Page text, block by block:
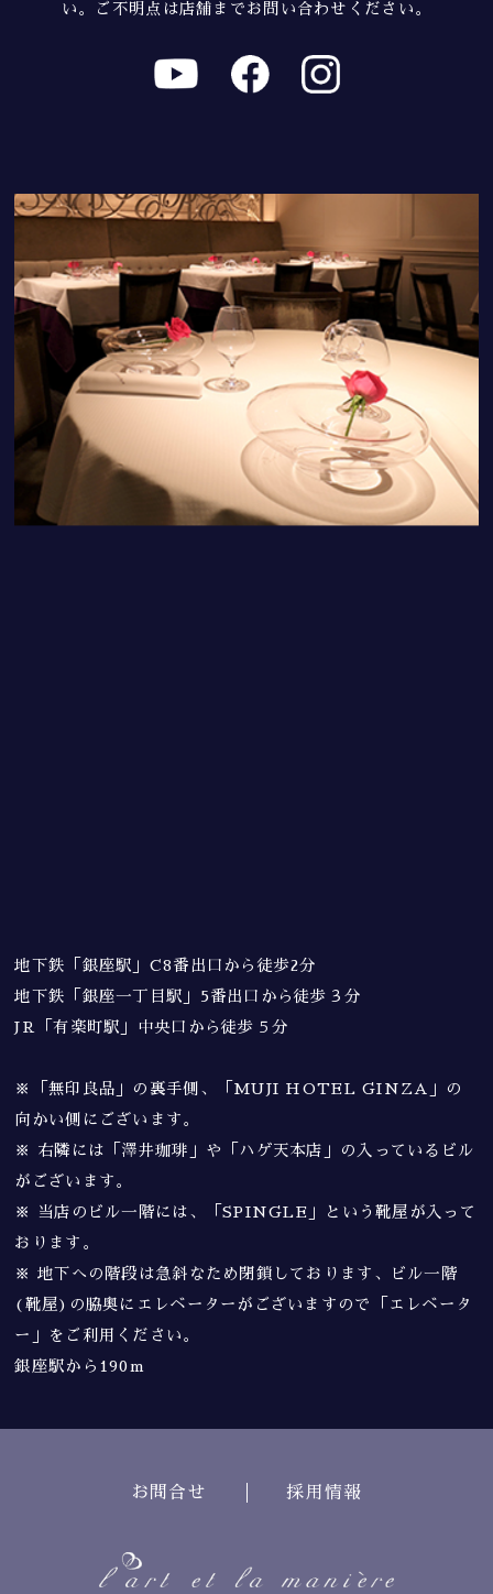
い。
ご不明点は店舗までお問い合わせください。
地下鉄「銀座駅」C8番出口から徒歩2分
地下鉄「銀座一丁目駅」5番出口から徒歩３分
JR「有楽町駅」中央口から徒歩５分
※「無印良品」の裏手側、「MUJI HOTEL GINZA」の
向かい側にございます。
※ 右隣には「澤井珈琲」や「ハゲ天本店」の入っているビル
がございます。
※ 当店のビル一階には、「SPINGLE」という靴屋が入って
おります。
※ 地下への階段は急斜なため閉鎖しております、ビル一階
(靴屋)の脇奥にエレベーターがございますので「エレベータ
ー」をご利用ください。
銀座駅から190m
お問合せ 採用情報